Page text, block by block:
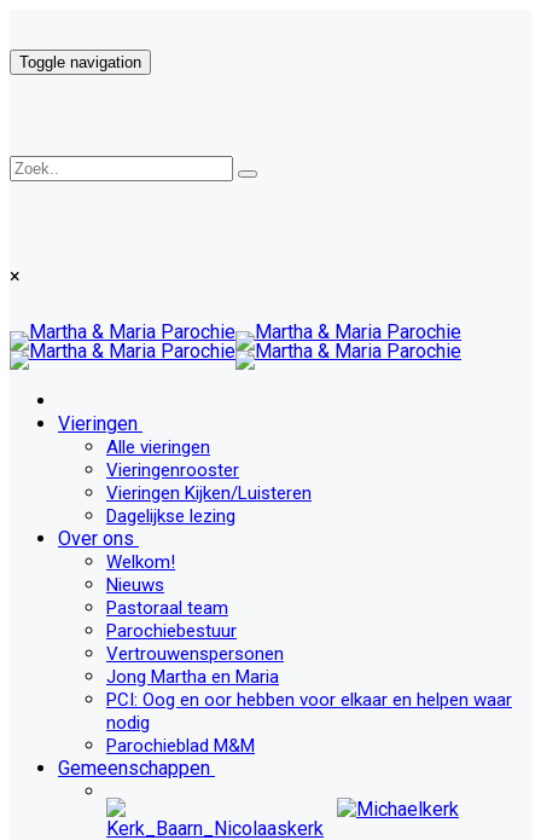
Toggle navigation
×
Vieringen
Alle vieringen
Vieringenrooster
Vieringen Kijken/Luisteren
Dagelijkse lezing
Over ons
Welkom!
Nieuws
Pastoraal team
Parochiebestuur
Vertrouwenspersonen
Jong Martha en Maria
PCI: Oog en oor hebben voor elkaar en helpen waar
nodig
Parochieblad M&M
Gemeenschappen